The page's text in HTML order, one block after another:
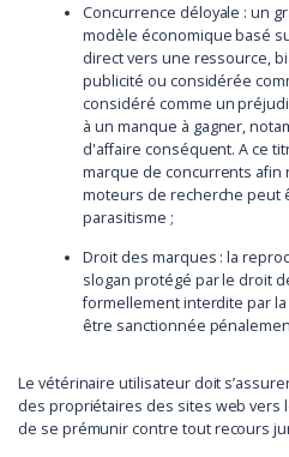
Concurrence déloyale : un
modèle économique basé
direct vers une ressource,
publicité ou considérée
considéré comme un
à un manque à gagner,
d'affaire conséquent. A ce
marque de concurrents
moteurs de recherche peut
parasitisme ;
Droit des marques : la
slogan protégé par le droit
formellement interdite par
être sanctionnée
Le vétérinaire utilisateur doit
des propriétaires des sites web vers
de se prémunir contre tout recours